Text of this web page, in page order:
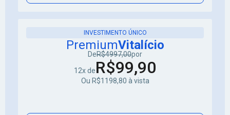
INVESTIMENTO ÚNICO
PremiumVitalício
DeR$4997,00por
12x deR$99,90
Ou R$1198,80 à vista